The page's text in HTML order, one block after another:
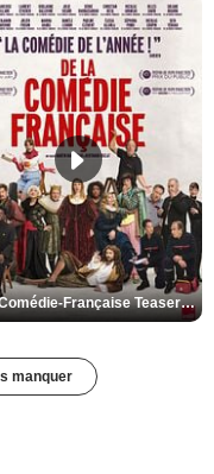
De la Comédie-Française Teaser VF
manquer